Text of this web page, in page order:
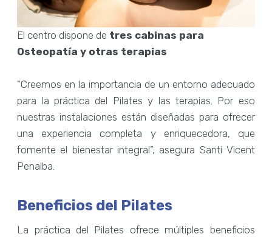
El centro dispone de tres cabinas para
Osteopatía y otras terapias
"Creemos en la importancia de un entorno adecuado
para la práctica del Pilates y las terapias. Por eso
nuestras instalaciones están diseñadas para ofrecer
una experiencia completa y enriquecedora, que
fomente el bienestar integral”, asegura Santi Vicent
Penalba.
Beneficios del Pilates
La práctica del Pilates ofrece múltiples beneficios